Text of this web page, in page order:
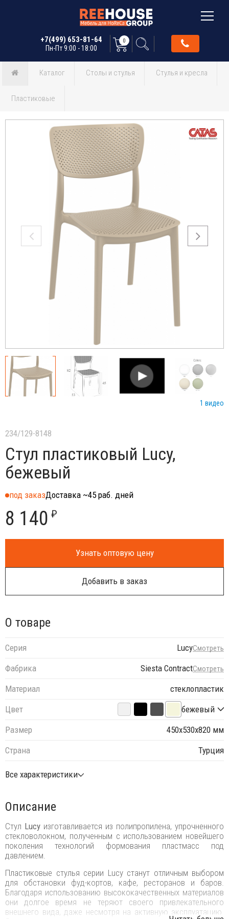
+7(499) 653-81-64
Пн-Пт 9:00 - 18:00
0
Каталог Столы и стулья Стулья и кресла
Пластиковые
1 видео
234/129-8148
Стул пластиковый Lucy,
бежевый
под заказДоставка ~45 раб. дней
8 140 ₽
Узнать оптовую цену
Добавить в заказ
О товаре
Серия LucyСмотреть
Фабрика Siesta ContractСмотреть
Материал
стеклопластик
Цвет
бежевый
Размер
450х530х820 мм
Страна
Турция
Все характеристики
Описание
Стул Lucy изготавливается из полипропилена, упрочненного
стекловолокном, полученным с использованием новейшего
поколения технологий формования пластмасс под
давлением.
Пластиковые стулья серии Lucy станут отличным выбором
для обстановки фуд-кортов, кафе, ресторанов и баров.
Благодаря использованию высококачественных материалов
они долгое время не теряют своего привлекательного
внешнего вида, даже несмотря на активную эксплуатацию.